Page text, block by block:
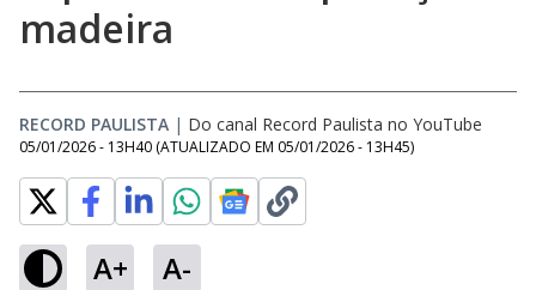
madeira
RECORD PAULISTA | Do canal Record Paulista no YouTube
05/01/2026 - 13H40 (ATUALIZADO EM 05/01/2026 - 13H45)
A+ A-